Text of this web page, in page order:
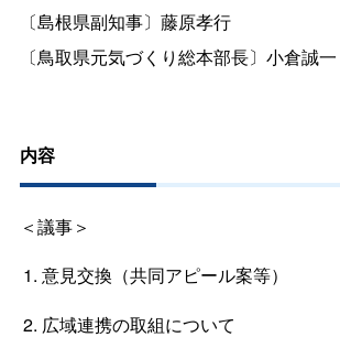
〔島根県副知事〕藤原孝行
〔鳥取県元気づくり総本部長〕小倉誠一
内容
＜議事＞
意見交換（共同アピール案等）
広域連携の取組について